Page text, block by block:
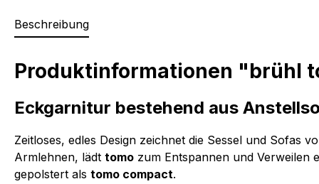
Beschreibung
Produktinformationen "brühl
Eckgarnitur bestehend aus
Zeitloses, edles Design zeichnet die Sessel und Sofas
Armlehnen, lädt tomo zum Entspannen und
gepolstert als tomo compact.